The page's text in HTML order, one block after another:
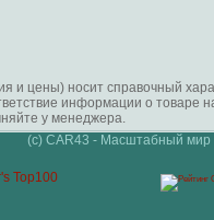
и цены) носит справочный
информации о
у менеджера.
(c) CAR43 - Масштабный мир